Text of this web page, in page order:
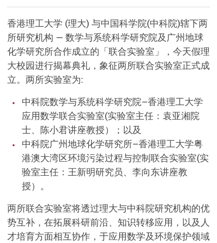
香港理工大学 (理大) 与中国科学院(中科院)辖下两
所研究机构 — 数学与系统科学研究院及广州地球
化学研究所合作成立的「联合实验室」，今天假理
大校园进行揭幕典礼，象征两所联合实验室正式成
立。两所实验室为:
中科院数学与系统科学研究院–香港理工大学
应用数学联合实验室(实验室主任：袁亚湘院
士、陈小君讲座教授）；以及
中科院广州地球化学研究所–香港理工大学粤
港澳大湾区环境污染过程与控制联合实验室(实
验室主任：王新明研究员、李向东讲座教
授）。
两所联合实验室将透过理大与中科院研究机构的优
势互补，在拓展科研前沿、知识转移应用，以及人
才培育方面相互协作，于应用数学及环境保护领域